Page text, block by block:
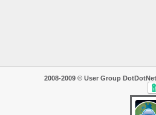
2008-2009 © User Group